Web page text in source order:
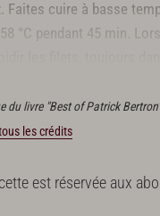
Faites cuire à basse
°C pendant 45 min.
du livre "Best of Patrick
les crédits
est réservée aux